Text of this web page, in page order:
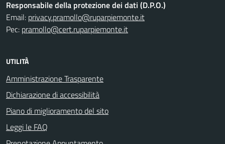
Responsabile della protezione dei dati (D.P.O.)
Email: privacy.pramollo@ruparpiemonte.it
Pec: pramollo@cert.ruparpiemonte.it
UTILITÀ
Amministrazione Trasparente
Dichiarazione di accessibilità
Piano di miglioramento del sito
Leggi le FAQ